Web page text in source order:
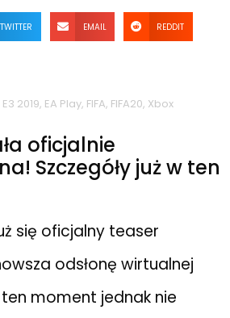
TWITTER EMAIL REDDIT
E3 2019, EA Play, FIFA, FIFA20, Xbox
oficjalnie
Szczegóły już w ten
się oficjalny teaser
odsłonę wirtualnej
ten moment jednak nie